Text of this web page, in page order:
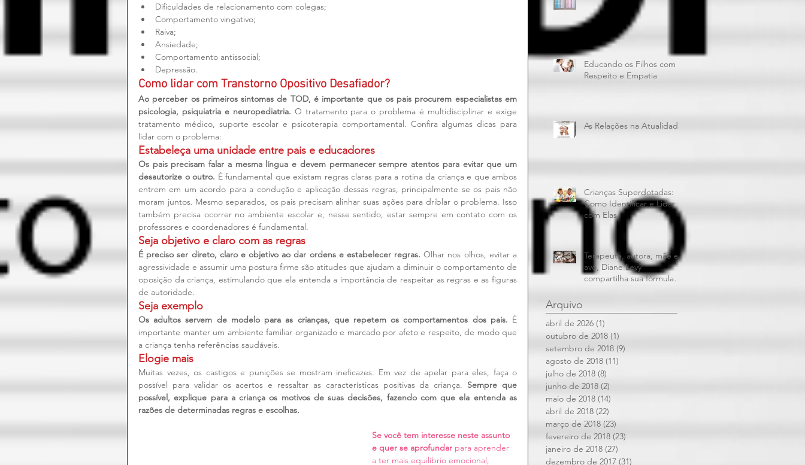
Dificuldades de relacionamento com colegas;
Comportamento vingativo;
Raiva;
Ansiedade;
Comportamento antissocial;
Depressão.
Como lidar com Transtorno Opositivo Desafiador?
Ao perceber os primeiros sintomas de TOD, é importante que os pais procurem especialistas em
psicologia, psiquiatria e neuropediatria. O tratamento para o problema é multidisciplinar e exige
tratamento médico, suporte escolar e psicoterapia comportamental. Confira algumas dicas para
lidar com o problema:
Estabeleça uma unidade entre pais e educadores
Os pais precisam falar a mesma língua e devem permanecer sempre atentos para evitar que um
desautorize o outro. É fundamental que existam regras claras para a rotina da criança e que ambos
entrem em um acordo para a condução e aplicação dessas regras, principalmente se os pais não
moram juntos. Mesmo separados, os pais precisam alinhar suas ações para driblar o problema. Isso
também precisa ocorrer no ambiente escolar e, nesse sentido, estar sempre em contato com os
professores e coordenadores é fundamental.
Seja objetivo e claro com as regras
É preciso ser direto, claro e objetivo ao dar ordens e estabelecer regras. Olhar nos olhos, evitar a
agressividade e assumir uma postura firme são atitudes que ajudam a diminuir o comportamento de
oposição da criança, estimulando que ela entenda a importância de respeitar as regras e as figuras
de autoridade.
Seja exemplo
Os adultos servem de modelo para as crianças, que repetem os comportamentos dos pais. É
importante manter um ambiente familiar organizado e marcado por afeto e respeito, de modo que
a criança tenha referências saudáveis.
Elogie mais
Muitas vezes, os castigos e punições se mostram ineficazes. Em vez de apelar para eles, faça o
possível para validar os acertos e ressaltar as características positivas da criança. Sempre que
possível, explique para a criança os motivos de suas decisões, fazendo com que ela entenda as
razões de determinadas regras e escolhas.
Se você tem interesse neste assunto
e quer se aprofundar para aprender
a ter mais equilíbrio emocional,
Educando os Filhos com
Respeito e Empatia
As Relações na Atualidade
Crianças Superdotadas:
Como Identificar e Lidar
com Elas
Terapeuta, autora, mãe e
avó, Diane Levy
compartilha sua fórmula
Arquivo
abril de 2026 (1)
outubro de 2018 (1)
setembro de 2018 (9)
agosto de 2018 (11)
julho de 2018 (8)
junho de 2018 (2)
maio de 2018 (14)
abril de 2018 (22)
março de 2018 (23)
fevereiro de 2018 (23)
janeiro de 2018 (27)
dezembro de 2017 (31)